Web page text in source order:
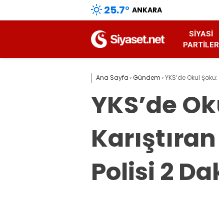
25.7° ANKARA
SIYASI
PARTILER
Ana Sayfa ›Gündem ›YKS’de Okul
YKS’de
Polisi 2